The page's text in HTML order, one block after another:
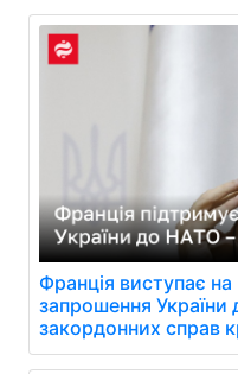
Франція виступає на
запрошення України
закордонних справ